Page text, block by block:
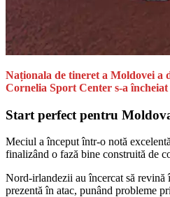
Naționala de tineret a Moldovei a
Cornelia Sport Center s-a
Start perfect pentru
Meciul a început într-o notă
finalizând o fază bine construită de
Nord-irlandezii au încercat să revină
prezentă în atac, punând probleme